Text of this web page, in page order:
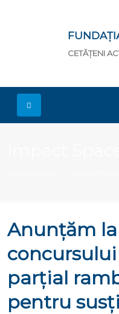
CETĂȚENI
Anunțăm
parțial
pentru